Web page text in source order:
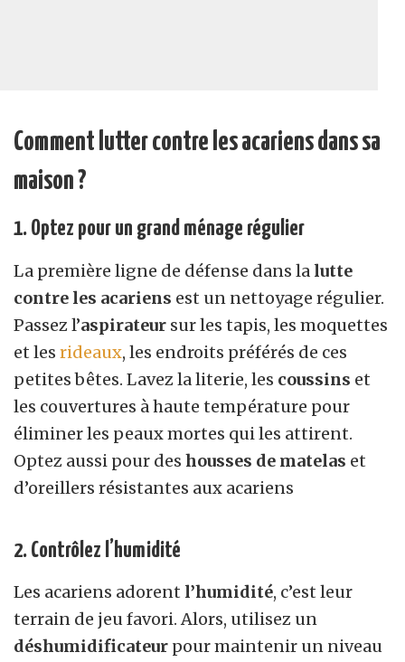
Comment lutter contre les acariens dans sa
maison ?
1. Optez pour un grand ménage régulier
La première ligne de défense dans la lutte
contre les acariens est un nettoyage régulier.
Passez l’aspirateur sur les tapis, les moquettes
et les rideaux, les endroits préférés de ces
petites bêtes. Lavez la literie, les coussins et
les couvertures à haute température pour
éliminer les peaux mortes qui les attirent.
Optez aussi pour des housses de matelas et
d’oreillers résistantes aux acariens
2. Contrôlez l’humidité
Les acariens adorent l’humidité, c’est leur
terrain de jeu favori. Alors, utilisez un
déshumidificateur pour maintenir un niveau